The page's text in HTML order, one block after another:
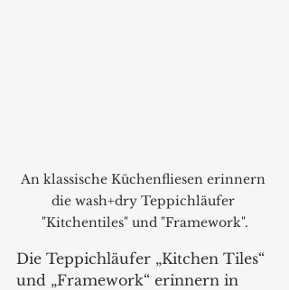
An klassische Küchenfliesen erinnern
die wash+dry Teppichläufer
"Kitchentiles" und "Framework".
Die Teppichläufer „Kitchen Tiles“
und „Framework“ erinnern in